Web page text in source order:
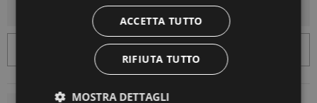
AGGIUNGI AL CARRELLO
ACCETTA TUTTO
RIFIUTA TUTTO
MOSTRA DETTAGLI